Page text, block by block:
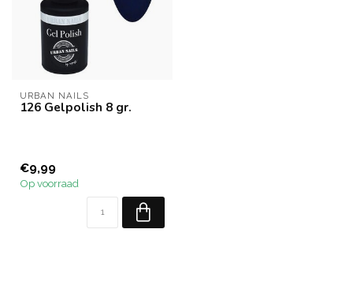
URBAN NAILS
126 Gelpolish 8 gr.
€9,99
Op voorraad